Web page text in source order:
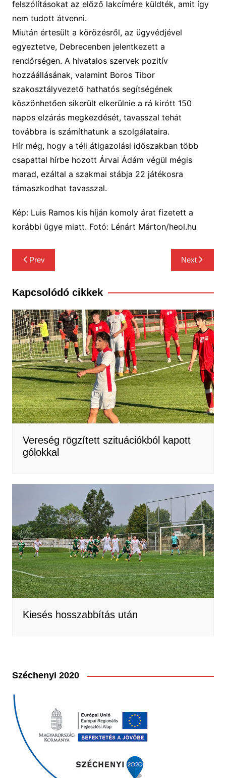
felszólításokat az előző lakcímére küldték, amit így
nem tudott átvenni.
Miután értesült a körözésről, az ügyvédjével
egyeztetve, Debrecenben jelentkezett a
rendőrségen. A hivatalos szervek pozitív
hozzáállásának, valamint Boros Tibor
szakosztályvezető hathatós segítségének
köszönhetően sikerült elkerülnie a rá kirótt 150
napos elzárás megkezdését, tavasszal tehát
továbbra is számíthatunk a szolgálataira.
Hír még, hogy a téli átigazolási időszakban több
csapattal hírbe hozott Árvai Ádám végül mégis
marad, ezáltal a szakmai stábja 22 játékosra
támaszkodhat tavasszal.
Kép: Luis Ramos kis híján komoly árat fizetett a
korábbi ügye miatt. Fotó: Lénárt Márton/heol.hu
Bejegyzés
navigáció
Prev Next
Kapcsolódó cikkek
Vereség rögzített szituációkból kapott
gólokkal
Kiesés hosszabbítás után
Széchenyi 2020